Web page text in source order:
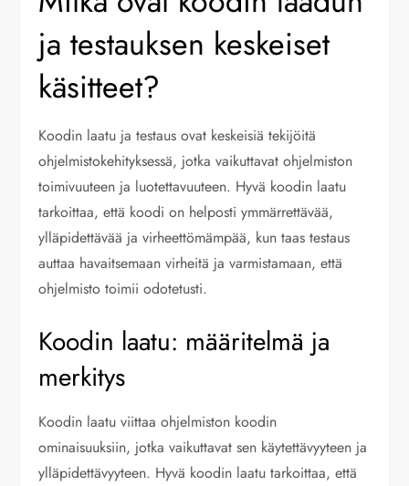
ja testauksen keskeiset
käsitteet?
Koodin laatu ja testaus ovat keskeisiä tekijöitä
ohjelmistokehityksessä, jotka vaikuttavat ohjelmiston
toimivuuteen ja luotettavuuteen. Hyvä koodin laatu
tarkoittaa, että koodi on helposti ymmärrettävää,
ylläpidettävää ja virheettömämpää, kun taas testaus
auttaa havaitsemaan virheitä ja varmistamaan, että
ohjelmisto toimii odotetusti.
Koodin laatu: määritelmä ja
merkitys
Koodin laatu viittaa ohjelmiston koodin
ominaisuuksiin, jotka vaikuttavat sen käytettävyyteen ja
ylläpidettävyyteen. Hyvä koodin laatu tarkoittaa, että